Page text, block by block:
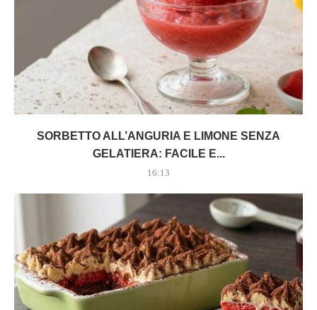
SORBETTO ALL’ANGURIA E LIMONE SENZA
GELATIERA: FACILE E...
16:13